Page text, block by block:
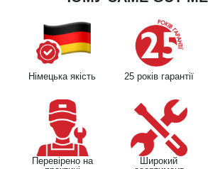
Німецька якість 25 років гарантії
Перевірено на
Широкий